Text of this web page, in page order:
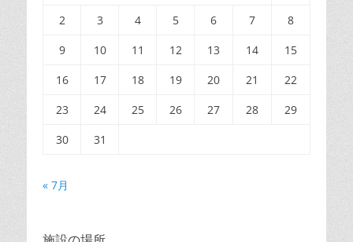
2
3 4 5 6 7
8
9
10 11 12 13 14
15
16
17 18 19 20 21
22
23
24 25 26 27 28
29
30
31
« 7月